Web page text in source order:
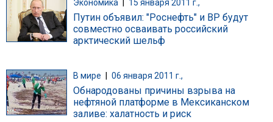
Экономика 15 января 2011 г.,
Путин объявил: "Роснефть" и ВР будут
совместно осваивать российский
арктический шельф
В мире | 06 января 2011 г.,
Обнародованы причины взрыва на
нефтяной платформе в Мексиканском
заливе: халатность и риск